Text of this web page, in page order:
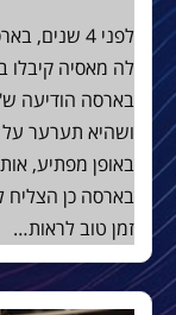
לה מאסיה
בארסה הודיעה
ושהיא תערער על
באופן מפתיע,
בארסה כן
זמן טוב לראות…